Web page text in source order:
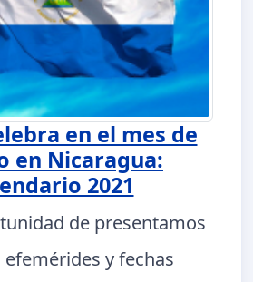
en el mes de
en Nicaragua:
2021
de presentamos
y fechas